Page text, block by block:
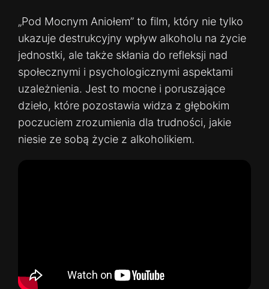
„Pod Mocnym Aniołem” to film, który nie tylko
ukazuje destrukcyjny wpływ alkoholu na życie
jednostki, ale także skłania do refleksji nad
społecznymi i psychologicznymi aspektami
uzależnienia. Jest to mocne i poruszające
dzieło, które pozostawia widza z głębokim
poczuciem zrozumienia dla trudności, jakie
niesie ze sobą życie z alkoholikiem.